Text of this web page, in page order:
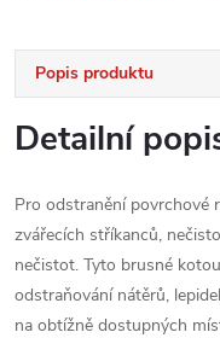
Popis produktu
Detailní
Pro odstranění povrchové
zvářecích stříkanců,
nečistot. Tyto brusné
odstraňování nátěrů,
na obtížně dostupných